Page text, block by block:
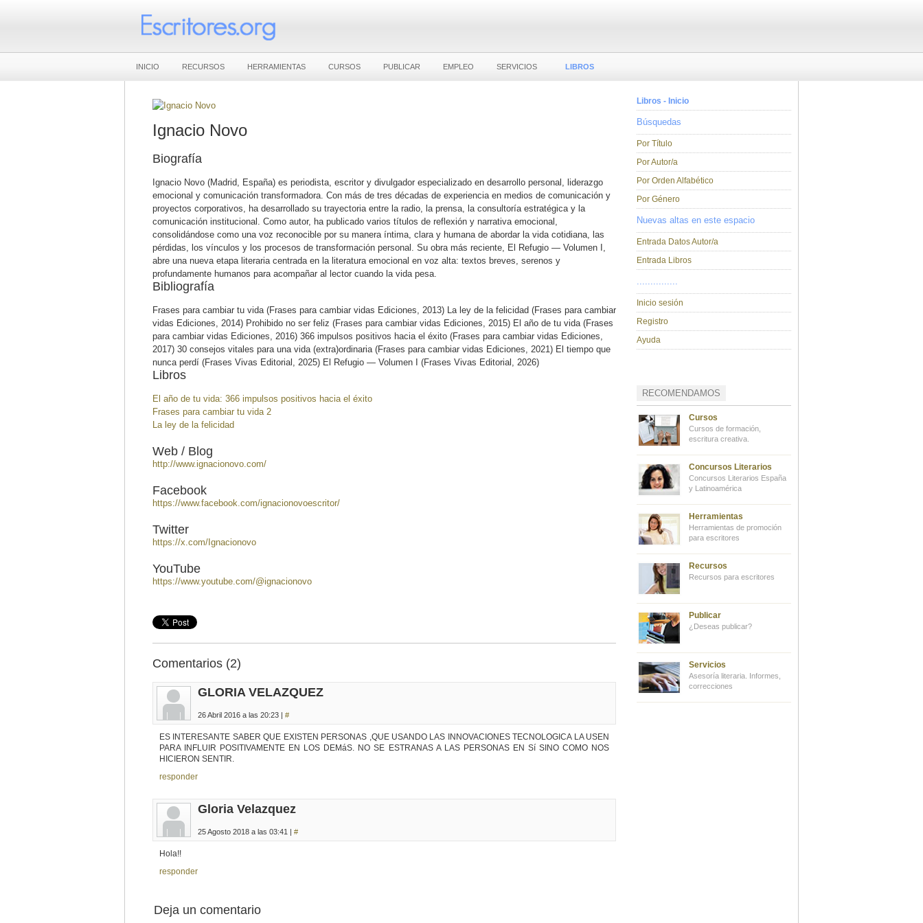
INICIO RECURSOS HERRAMIENTAS CURSOS PUBLICAR EMPLEO SERVICIOS LIBROS
Ignacio Novo
Biografía
Ignacio Novo (Madrid, España) es periodista, escritor y divulgador especializado en desarrollo personal, liderazgo
emocional y comunicación transformadora. Con más de tres décadas de experiencia en medios de comunicación y
proyectos corporativos, ha desarrollado su trayectoria entre la radio, la prensa, la consultoría estratégica y la
comunicación institucional. Como autor, ha publicado varios títulos de reflexión y narrativa emocional,
consolidándose como una voz reconocible por su manera íntima, clara y humana de abordar la vida cotidiana, las
pérdidas, los vínculos y los procesos de transformación personal. Su obra más reciente, El Refugio — Volumen I,
abre una nueva etapa literaria centrada en la literatura emocional en voz alta: textos breves, serenos y
profundamente humanos para acompañar al lector cuando la vida pesa.
Bibliografía
Frases para cambiar tu vida (Frases para cambiar vidas Ediciones, 2013) La ley de la felicidad (Frases para cambiar
vidas Ediciones, 2014) Prohibido no ser feliz (Frases para cambiar vidas Ediciones, 2015) El año de tu vida (Frases
para cambiar vidas Ediciones, 2016) 366 impulsos positivos hacia el éxito (Frases para cambiar vidas Ediciones,
2017) 30 consejos vitales para una vida (extra)ordinaria (Frases para cambiar vidas Ediciones, 2021) El tiempo que
nunca perdí (Frases Vivas Editorial, 2025) El Refugio — Volumen I (Frases Vivas Editorial, 2026)
Libros
El año de tu vida: 366 impulsos positivos hacia el éxito
Frases para cambiar tu vida 2
La ley de la felicidad
Web / Blog
http://www.ignacionovo.com/
Facebook
https://www.facebook.com/ignacionovoescritor/
Twitter
https://x.com/Ignacionovo
YouTube
https://www.youtube.com/@ignacionovo
Comentarios (2)
GLORIA VELAZQUEZ
26 Abril 2016 a las 20:23 | #
ES INTERESANTE SABER QUE EXISTEN PERSONAS ,QUE USANDO LAS INNOVACIONES TECNOLOGICA LA USEN
PARA INFLUIR POSITIVAMENTE EN LOS DEMáS. NO SE ESTRANAS A LAS PERSONAS EN Sí SINO COMO NOS
HICIERON SENTIR.
responder
Gloria Velazquez
25 Agosto 2018 a las 03:41 | #
Hola!!
responder
Deja un comentario
Libros - Inicio
Búsquedas
Por Título
Por Autor/a
Por Orden Alfabético
Por Género
Nuevas altas en este espacio
Entrada Datos Autor/a
Entrada Libros
...............
Inicio sesión
Registro
Ayuda
RECOMENDAMOS
Cursos
Cursos de formación,
escritura creativa.
Concursos Literarios
Concursos Literarios España
y Latinoamérica
Herramientas
Herramientas de promoción
para escritores
Recursos
Recursos para escritores
Publicar
¿Deseas publicar?
Servicios
Asesoría literaria. Informes,
correcciones